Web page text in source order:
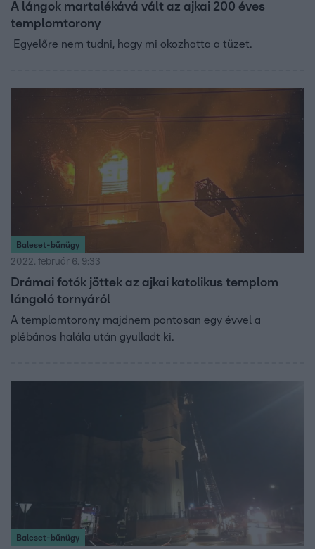
A lángok martalékává vált az ajkai 200 éves
templomtorony
Egyelőre nem tudni, hogy mi okozhatta a tüzet.
Baleset-bűnügy
2022. február 6. 9:33
Drámai fotók jöttek az ajkai katolikus templom
lángoló tornyáról
A templomtorony majdnem pontosan egy évvel a
plébános halála után gyulladt ki.
Baleset-bűnügy